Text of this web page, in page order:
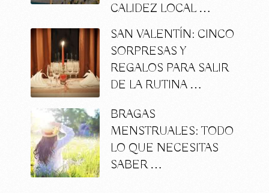
CALIDEZ LOCAL …
SAN VALENTÍN: CINCO
SORPRESAS Y
REGALOS PARA SALIR
DE LA RUTINA …
BRAGAS
MENSTRUALES: TODO
LO QUE NECESITAS
SABER …